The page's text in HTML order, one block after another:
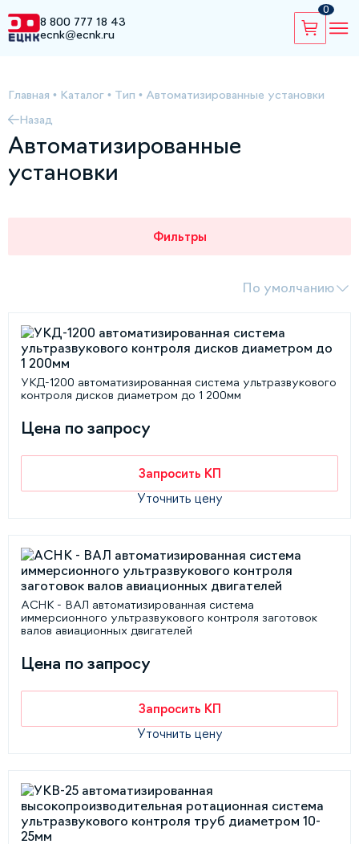
8 800 777 18 43
ecnk@ecnk.ru
0
Главная • Каталог • Тип • Автоматизированные установки
Назад
Автоматизированные
установки
Фильтры
По умолчанию
УКД-1200 автоматизированная система ультразвукового
контроля дисков диаметром до 1 200мм
Цена по запросу
Запросить КП
Уточнить цену
АСНК - ВАЛ автоматизированная система
иммерсионного ультразвукового контроля заготовок
валов авиационных двигателей
Цена по запросу
Запросить КП
Уточнить цену